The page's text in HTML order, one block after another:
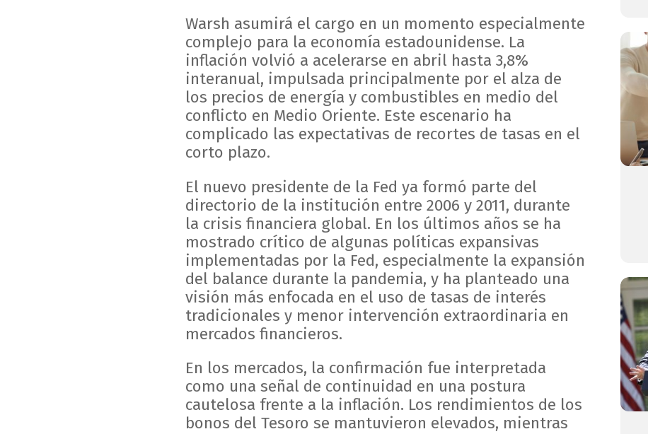
Warsh asumirá el cargo en un momento especialmente
complejo para la economía estadounidense. La
inflación volvió a acelerarse en abril hasta 3,8%
interanual, impulsada principalmente por el alza de
los precios de energía y combustibles en medio del
conflicto en Medio Oriente. Este escenario ha
complicado las expectativas de recortes de tasas en el
corto plazo.
El nuevo presidente de la Fed ya formó parte del
directorio de la institución entre 2006 y 2011, durante
la crisis financiera global. En los últimos años se ha
mostrado crítico de algunas políticas expansivas
implementadas por la Fed, especialmente la expansión
del balance durante la pandemia, y ha planteado una
visión más enfocada en el uso de tasas de interés
tradicionales y menor intervención extraordinaria en
mercados financieros.
En los mercados, la confirmación fue interpretada
como una señal de continuidad en una postura
cautelosa frente a la inflación. Los rendimientos de los
bonos del Tesoro se mantuvieron elevados, mientras